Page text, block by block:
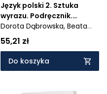
Język polski 2. Sztuka
wyrazu. Podręcznik.
Liceum i technikum. Część
2. Zakresy podstawowy i
rozszerzony
Dorota Dąbrowska, Beata
Kapela-Bagińska
55,21 zł
Do koszyka